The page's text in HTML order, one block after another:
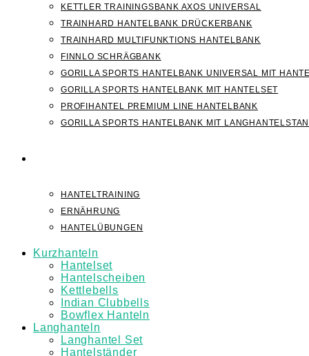
KETTLER TRAININGSBANK AXOS UNIVERSAL
TRAINHARD HANTELBANK DRÜCKERBANK
TRAINHARD MULTIFUNKTIONS HANTELBANK
FINNLO SCHRÄGBANK
GORILLA SPORTS HANTELBANK UNIVERSAL MIT
GORILLA SPORTS HANTELBANK MIT HANTELSET
PROFIHANTEL PREMIUM LINE HANTELBANK
GORILLA SPORTS HANTELBANK MIT
HANTELTRAINING
ERNÄHRUNG
HANTELÜBUNGEN
Kurzhanteln
Hantelset
Hantelscheiben
Kettlebells
Indian Clubbells
Bowflex Hanteln
Langhanteln
Langhantel Set
Hantelständer